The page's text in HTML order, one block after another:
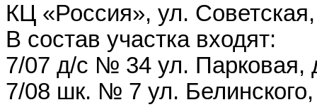
КЦ «Россия», ул.
В состав участка входят:
7/07 д/с № 34 ул. Парковая,
7/08 шк. № 7 ул.